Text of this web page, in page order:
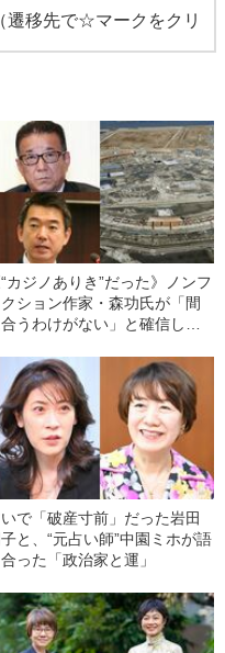
（遷移先で☆マークをクリ
“カジノありき”だった》ノンフ
クション作家・森功氏が「間
うわけがない」と確信した
で「破産寸前」だった岩田
と、“元占い師”中園ミホが語
合った「政治家と運」